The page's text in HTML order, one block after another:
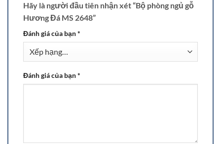
Hãy là người đầu tiên nhận xét “Bộ phòng ngủ gỗ
Hương Đá MS 2648”
Đánh giá của bạn*
Đánh giá của bạn*